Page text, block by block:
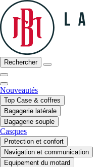
Rechercher
Nouveautés
Top Case & coffres
Bagagerie latérale
Bagagerie souple
Casques
Protection et confort
Navigation et communication
Equipement du motard